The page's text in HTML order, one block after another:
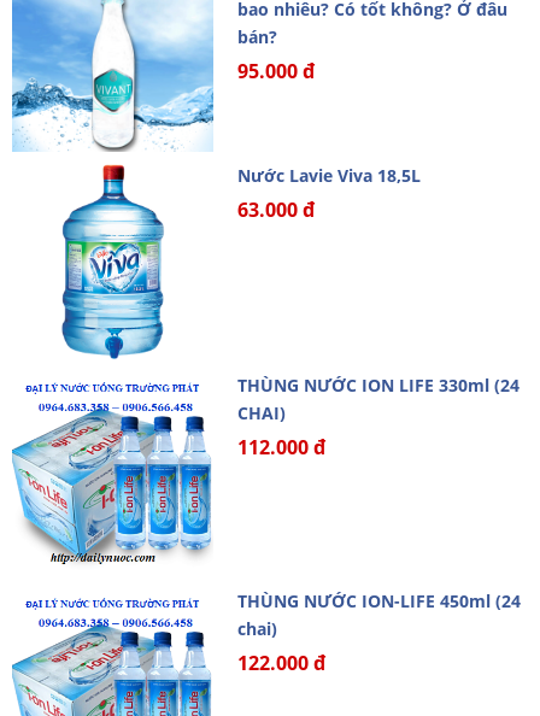
bao nhiêu? Có tốt không? Ở đâu
bán?
95.000 đ
Nước Lavie Viva 18,5L
63.000 đ
THÙNG NƯỚC ION LIFE 330ml (24
CHAI)
112.000 đ
THÙNG NƯỚC ION-LIFE 450ml (24
chai)
122.000 đ